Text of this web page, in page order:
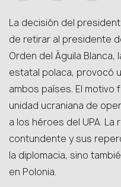
La decisión del
de retirar al presidente
Orden del Águila
estatal polaca, provocó
ambos países. El motivo
unidad ucraniana de
a los héroes del UPA. La
contundente y sus
la diplomacia, sino
en Polonia.